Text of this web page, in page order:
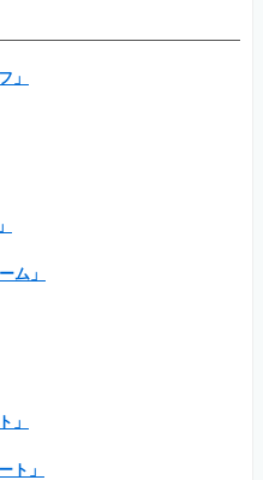
」
ム」
」
ト」